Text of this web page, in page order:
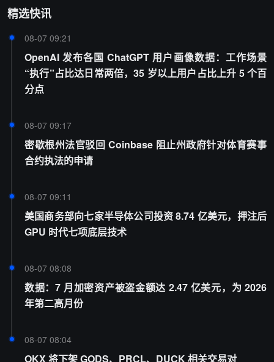
精选快讯
08-07 09:21
OpenAI 发布各国 ChatGPT 用户画像数据：工作场景
“执行”占比达日常两倍，35 岁以上用户占比上升 5 个百
分点
08-07 09:17
密歇根州法官驳回 Coinbase 阻止州政府针对体育赛事
合约执法的申请
08-07 09:11
美国商务部向七家半导体公司投资 8.74 亿美元，押注后
GPU 时代七项底层技术
08-07 08:08
数据：7 月加密资产被盗金额达 2.47 亿美元，为 2026
年第二高月份
08-07 08:04
OKX 将下架 GODS、PRCL、DUCK 相关交易对